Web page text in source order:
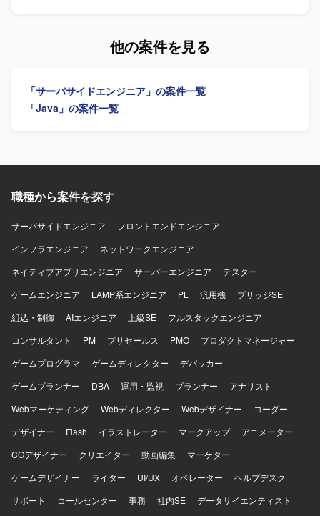
を担う会計システムとしての機能改修を担当し、既存シス
および要件のすり合わせ、基幹システムの安定稼働に向け
た運用サポート業務を行っていただきます。PLポジション
はなく、現場のユーザーが使いこなせているかや業務が本
的な対応を避け、テンプレート化や自動化を優先して考え
られる仕組み化が得意な方、顧客や現場担当者と伴走しな
がら自律的に適切な期待値調整ができる柔軟なコミュニケ
ーション力をお持ちの方にマッチするポジションです。
【ポジションの魅力】 エンタメ業界に近いドメインで、お
ビジネスの根幹を支えるやりがいを感じていただけます。
10年以上運用されている大規模システムの既存仕様を正確
ポジションでは技術とマネジメントの両面でスキルを伸ば
せます。長期前提で運用保守や他案件へのスライドの可能
性もあり、腰を据えて継続的に関わっていただける環境で
す。 【開発環境】 言語はJavaを使用し、ミドルウェアに
利用した環境です。
他の案件を見る
「サーバサイドエンジニア」の案件一覧
「Java」の案件一覧
職種から案件を探す
サーバサイドエンジニア
フロントエンドエンジニア
インフラエンジニア
ネットワークエンジニア
ネイティブアプリエンジニア
サーバーエンジニア
テスター
ゲームエンジニア
LAMP系エンジニア PL 汎用機
ブリッジSE
組込・制御
AIエンジニア 上級SE
フルスタックエンジニア
コンサルタント
PM プリセールス PMO
プロダクトマネージャー
ゲームプログラマ
ゲームディレクター
デバッカー
ゲームプランナー
DBA 運用・監視 プランナー
アナリスト
Webマーケティング
Webディレクター Webデザイナー
コーダー
デザイナー
Flash イラストレーター マークアップ
アニメーター
CGデザイナー
クリエイター 動画編集
マーケター
ゲームデザイナー
ライター UI/UX オペレーター
ヘルプデスク
サポート
コールセンター 事務 社内SE
データサイエンティスト